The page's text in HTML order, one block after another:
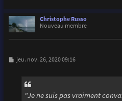
Christophe Russo
Nouveau membre
M
jeu. nov. 26, 2020 09:16
"Je ne suis pas vraiment